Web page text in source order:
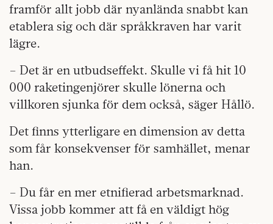
framför allt jobb där nyanlända snabbt kan
etablera sig och där språkkraven har varit
lägre.
– Det är en utbudseffekt. Skulle vi få hit 10
000 raketingenjörer skulle lönerna och
villkoren sjunka för dem också, säger Hållö.
Det finns ytterligare en dimension av detta
som får konsekvenser för samhället, menar
han.
– Du får en mer etnifierad arbetsmarknad.
Vissa jobb kommer att få en väldigt hög